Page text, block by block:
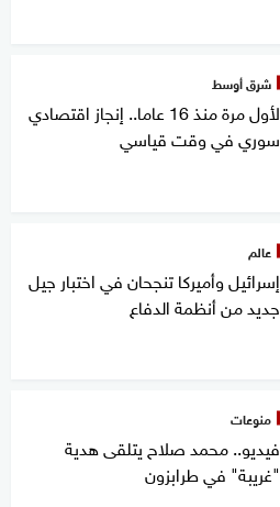
شرق أوسط
لأول مرة منذ 16 عاما.. إنجاز اقتصادي
سوري في وقت قياسي
عالم
إسرائيل وأميركا تنجحان في اختبار جيل
جديد من أنظمة الدفاع
منوعات
فيديو.. محمد صلاح يتلقى هدية
"غريبة" في طرابزون